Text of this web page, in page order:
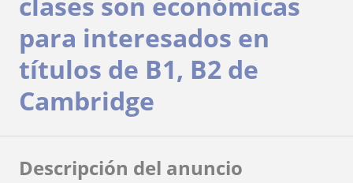
para interesados en
títulos de B1, B2 de
Cambridge
Descripción del anuncio